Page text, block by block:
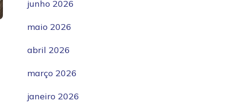
junho 2026
maio 2026
abril 2026
março 2026
janeiro 2026